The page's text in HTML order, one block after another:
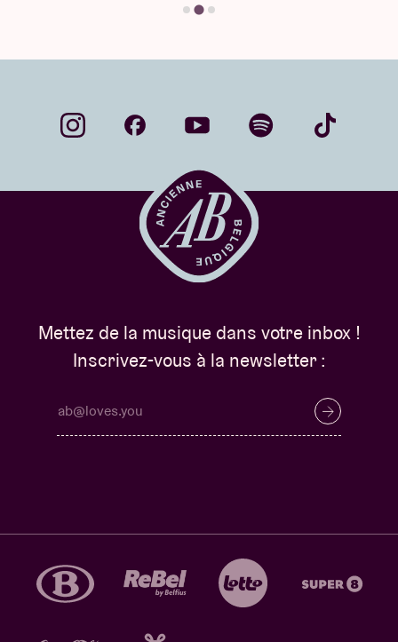
Mettez de la musique dans votre inbox !
Inscrivez-vous à la newsletter :